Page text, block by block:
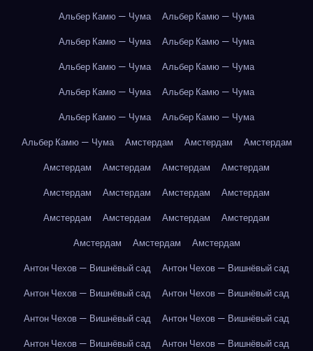
Альбер Камю — Чума
Альбер Камю — Чума
Альбер Камю — Чума
Альбер Камю — Чума
Альбер Камю — Чума
Альбер Камю — Чума
Альбер Камю — Чума
Альбер Камю — Чума
Альбер Камю — Чума
Альбер Камю — Чума
Альбер Камю — Чума
Амстердам Амстердам
Амстердам
Амстердам
Амстердам Амстердам
Амстердам
Амстердам
Амстердам Амстердам
Амстердам
Амстердам
Амстердам Амстердам
Амстердам
Амстердам
Амстердам
Амстердам
Антон Чехов — Вишнёвый сад
Антон Чехов — Вишнёвый сад
Антон Чехов — Вишнёвый сад
Антон Чехов — Вишнёвый сад
Антон Чехов — Вишнёвый сад
Антон Чехов — Вишнёвый сад
Антон Чехов — Вишнёвый сад
Антон Чехов — Вишнёвый сад